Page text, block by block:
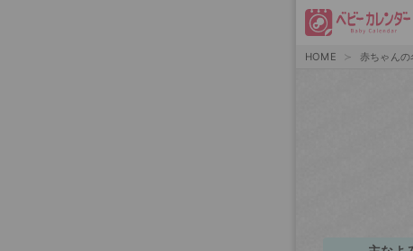
HOME 赤ちゃん